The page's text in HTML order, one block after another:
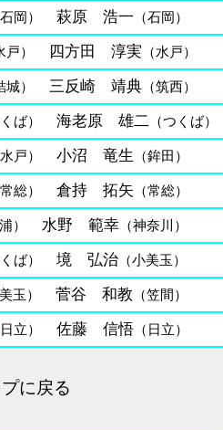
石岡） 萩原 浩一 （石岡）
戸） 四方田 淳実 （水戸）
城） 三反崎 靖典（筑西）
ば） 海老原 雄二 （つくば）
水戸） 小沼 竜生 （鉾田）
常総） 倉持 拓矢 （常総）
） 水野 範幸 （神奈川）
ば） 境 弘治 （小美玉）
玉） 菅谷 和教 （笠間）
日立） 佐藤 信悟 （日立）
プに戻る